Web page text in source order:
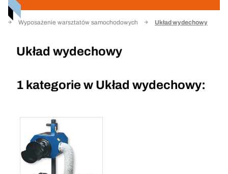
Wyposażenie warsztatów samochodowych Układ wydechowy
Układ wydechowy
1 kategorie w Układ wydechowy: